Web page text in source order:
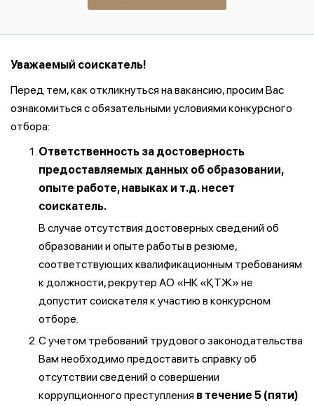
Уважаемый соискатель!
Перед тем, как откликнуться на вакансию, просим Вас
ознакомиться с обязательными условиями конкурсного
отбора:
Ответственность за достоверность
предоставляемых данных об образовании,
опыте работе, навыках и т.д. несет
соискатель.
В случае отсутствия достоверных сведений об
образовании и опыте работы в резюме,
соответствующих квалификационным требованиям
к должности, рекрутер АО «НК «ҚТЖ» не
допустит соискателя к участию в конкурсном
отборе.
С учетом требований трудового законодательства
Вам необходимо предоставить справку об
отсутствии сведений о совершении
коррупционного преступления в течение 5 (пяти)